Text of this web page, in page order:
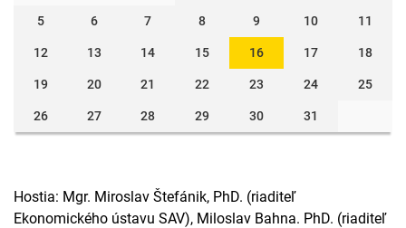
5 6 7 8 9 10 11
12 13 14 15 16 17 18
19 20 21 22 23 24 25
26 27 28 29 30 31
Hostia: Mgr. Miroslav Štefánik, PhD. (riaditeľ
Ekonomického ústavu SAV), Miloslav Bahna. PhD. (riaditeľ